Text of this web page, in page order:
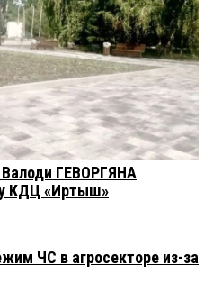
ГЕВОРГЯНА
у КДЦ «Иртыш»
ЧС в агросекторе из-за